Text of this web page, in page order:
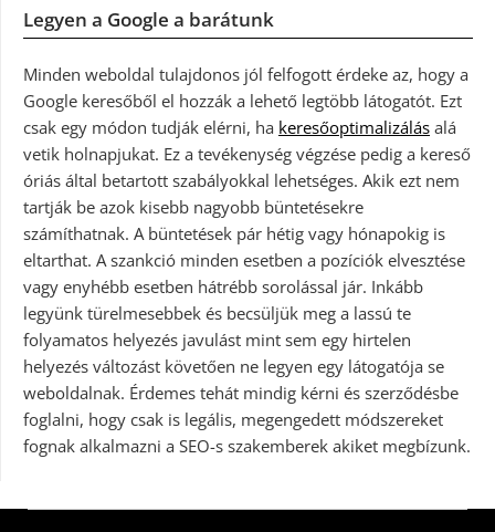
Legyen a Google a barátunk
Minden weboldal tulajdonos jól felfogott érdeke az, hogy a
Google keresőből el hozzák a lehető legtöbb látogatót. Ezt
csak egy módon tudják elérni, ha keresőoptimalizálás alá
vetik holnapjukat. Ez a tevékenység végzése pedig a kereső
óriás által betartott szabályokkal lehetséges. Akik ezt nem
tartják be azok kisebb nagyobb büntetésekre
számíthatnak. A büntetések pár hétig vagy hónapokig is
eltarthat. A szankció minden esetben a pozíciók elvesztése
vagy enyhébb esetben hátrébb sorolással jár. Inkább
legyünk türelmesebbek és becsüljük meg a lassú te
folyamatos helyezés javulást mint sem egy hirtelen
helyezés változást követően ne legyen egy látogatója se
weboldalnak. Érdemes tehát mindig kérni és szerződésbe
foglalni, hogy csak is legális, megengedett módszereket
fognak alkalmazni a SEO-s szakemberek akiket megbízunk.